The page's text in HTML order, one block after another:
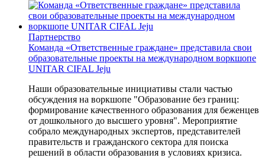
Партнерство
Команда «Ответственные граждане» представила свои
образовательные проекты на международном воркшопе
UNITAR CIFAL Jeju
Наши образовательные инициативы стали частью
обсуждения на воркшопе "Образование без границ:
формирование качественного образования для беженцев
от дошкольного до высшего уровня". Мероприятие
собрало международных экспертов, представителей
правительств и гражданского сектора для поиска
решений в области образования в условиях кризиса.